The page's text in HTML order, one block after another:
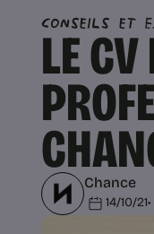
Conseils et
LE
Chance
14/10/21•